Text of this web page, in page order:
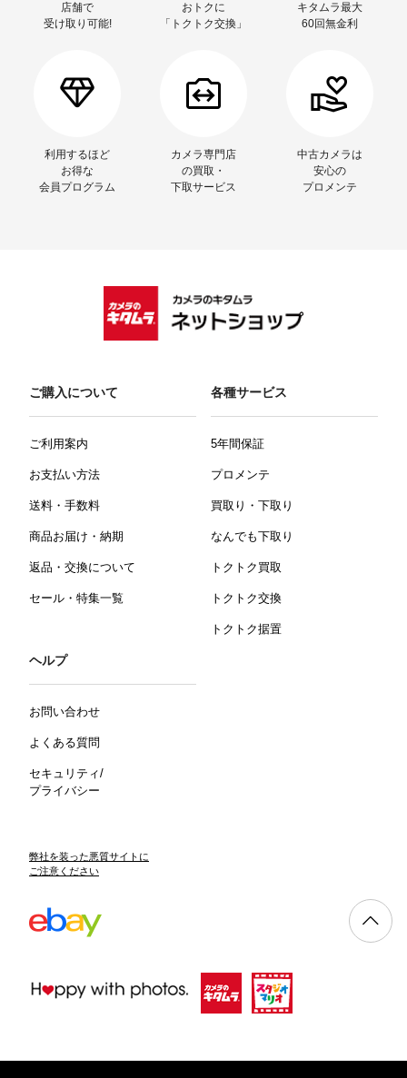
店舗で
受け取り可能!
おトクに
「トクトク交換」
キタムラ最大
60回無金利
利用するほど
お得な
会員プログラム
カメラ専門店
の買取・
下取サービス
中古カメラは
安心の
プロメンテ
ご購入について
ご利用案内
お支払い方法
送料・手数料
商品お届け・納期
返品・交換について
セール・特集一覧
各種サービス
5年間保証
プロメンテ
買取り・下取り
なんでも下取り
トクトク買取
トクトク交換
トクトク据置
ヘルプ
お問い合わせ
よくある質問
セキュリティ/
プライバシー
弊社を装った悪質サイトに
ご注意ください